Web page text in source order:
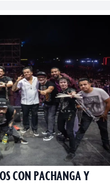
CON PACHANGA Y